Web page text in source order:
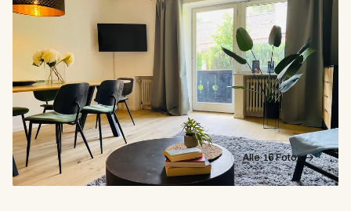
Alle 16 Fotos →